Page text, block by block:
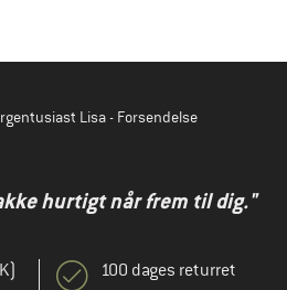
Lisa - Forsendelse
hurtigt når frem til dig."
100 dages returret